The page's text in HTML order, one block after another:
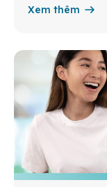
Xem thêm